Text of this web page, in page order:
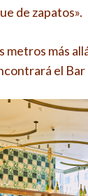
de zapatos».
metros más
el Bar